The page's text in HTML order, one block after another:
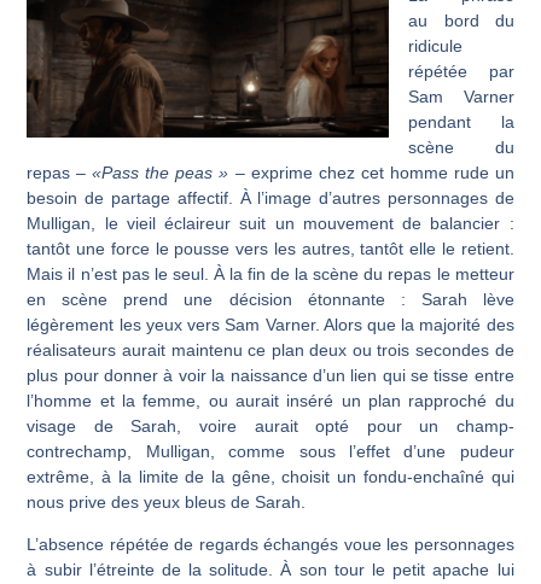
au bord du
ridicule
répétée par
Sam Varner
pendant la
scène du
repas –«Pass the peas » – exprime chez cet homme rude un
besoin de partage affectif. À l’image d’autres personnages de
Mulligan, le vieil éclaireur suit un mouvement de balancier :
tantôt une force le pousse vers les autres, tantôt elle le retient.
Mais il n’est pas le seul. À la fin de la scène du repas le metteur
en scène prend une décision étonnante : Sarah lève
légèrement les yeux vers Sam Varner. Alors que la majorité des
réalisateurs aurait maintenu ce plan deux ou trois secondes de
plus pour donner à voir la naissance d’un lien qui se tisse entre
l’homme et la femme, ou aurait inséré un plan rapproché du
visage de Sarah, voire aurait opté pour un champ-
contrechamp, Mulligan, comme sous l’effet d’une pudeur
extrême, à la limite de la gêne, choisit un fondu-enchaîné qui
nous prive des yeux bleus de Sarah.
L’absence répétée de regards échangés voue les personnages
à subir l’étreinte de la solitude. À son tour le petit apache lui